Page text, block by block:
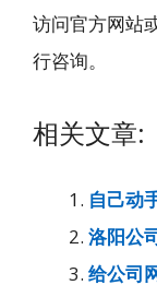
访问官方网站
行咨询。
相关文章:
自己动
洛阳公
给公司